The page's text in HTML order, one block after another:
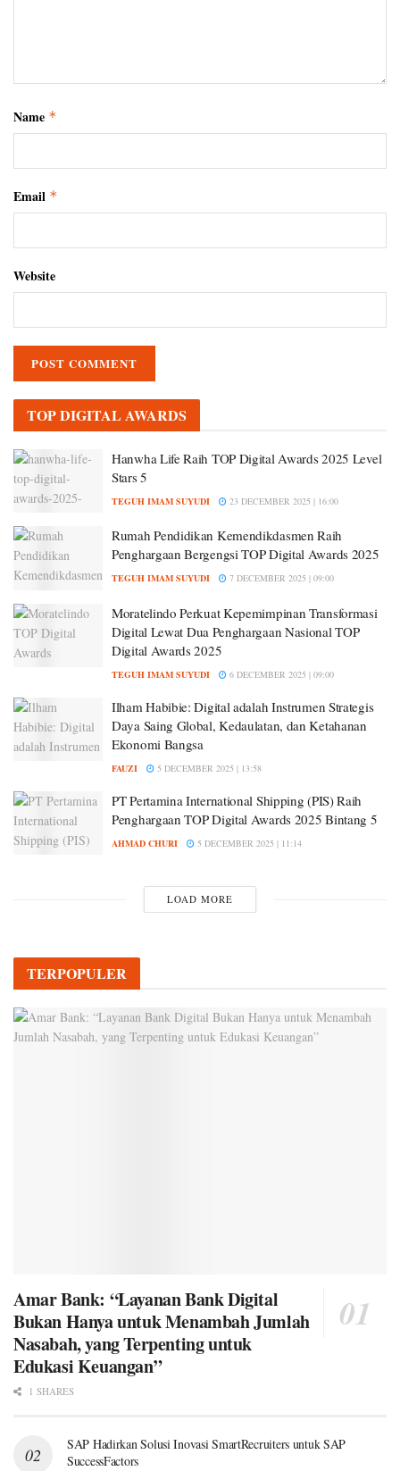
Name *
Email *
Website
TOP DIGITAL AWARDS
Hanwha Life Raih TOP Digital Awards 2025 Level
Stars 5
TEGUH IMAM SUYUDI 23 DECEMBER 2025 | 16:00
Rumah Pendidikan Kemendikdasmen Raih
Penghargaan Bergengsi TOP Digital Awards 2025
TEGUH IMAM SUYUDI 7 DECEMBER 2025 | 09:00
Moratelindo Perkuat Kepemimpinan Transformasi
Digital Lewat Dua Penghargaan Nasional TOP
Digital Awards 2025
TEGUH IMAM SUYUDI 6 DECEMBER 2025 | 09:00
Ilham Habibie: Digital adalah Instrumen Strategis
Daya Saing Global, Kedaulatan, dan Ketahanan
Ekonomi Bangsa
FAUZI 5 DECEMBER 2025 | 13:58
PT Pertamina International Shipping (PIS) Raih
Penghargaan TOP Digital Awards 2025 Bintang 5
AHMAD CHURI 5 DECEMBER 2025 | 11:14
LOAD MORE
TERPOPULER
Amar Bank: “Layanan Bank Digital
Bukan Hanya untuk Menambah Jumlah
Nasabah, yang Terpenting untuk
Edukasi Keuangan”
1 SHARES
SAP Hadirkan Solusi Inovasi SmartRecruiters untuk SAP
SuccessFactors